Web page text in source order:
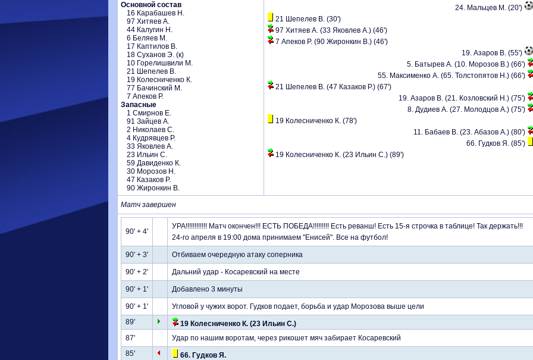
Основной состав
16 Карабашев Н.
97 Хитяев А.
44 Калугин Н.
6 Беляев М.
17 Каптилов В.
18 Суханов Э. (к)
10 Горелишвили М.
21 Шепелев В.
19 Колесниченко К.
77 Бачинский М.
7 Апеков Р.
Запасные
1 Смирнов Е.
91 Зайцев А.
2 Николаев С.
4 Кудрявцев Р.
33 Яковлев А.
23 Ильин С.
59 Давиденко К.
30 Морозов Н.
47 Казаков Р.
90 Жиронкин В.
24. Мальцев М. (20')
21 Шепелев В. (30')
97 Хитяев А. (33 Яковлев А.) (46')
7 Апеков Р. (90 Жиронкин В.) (46')
19. Азаров В. (55')
5. Батырев А. (10. Морозов В.) (66')
55. Максименко А. (65. Толстопятов Н.) (66')
21 Шепелев В. (47 Казаков Р.) (67')
19. Азаров В. (21. Козловский Н.) (75')
8. Дудиев А. (27. Молодцов А.) (75')
19 Колесниченко К. (78')
11. Бабаев В. (23. Абазов А.) (80')
66. Гудков Я. (85')
19 Колесниченко К. (23 Ильин С.) (89')
Матч завершен
90' + 4'
УРА!!!!!!!!!!!! Матч окончен!!! ЕСТЬ ПОБЕДА!!!!!!!!! Есть реванш! Есть 15-я строчка в таблице! Так держать!!!
24-го апреля в 19:00 дома принимаем "Енисей". Все на футбол!
90' + 3' Отбиваем очередную атаку соперника
90' + 2' Дальний удар - Косаревский на месте
90' + 1' Добавлено 3 минуты
90' + 1'
Угловой у чужих ворот. Гудков подает, борьба и удар Морозова выше цели
89'
19 Колесниченко К. (23 Ильин С.)
87'
Удар по нашим воротам, через рикошет мяч забирает Косаревский
85'
66. Гудков Я.